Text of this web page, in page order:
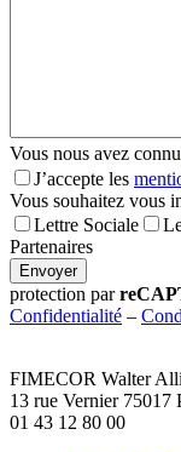
Vous nous avez
J’accepte les
Vous souhaitez vous
Lettre Sociale
Partenaires
Envoyer
protection par
Confidentialité –
FIMECOR Walter
13 rue Vernier 75017
01 43 12 80 00